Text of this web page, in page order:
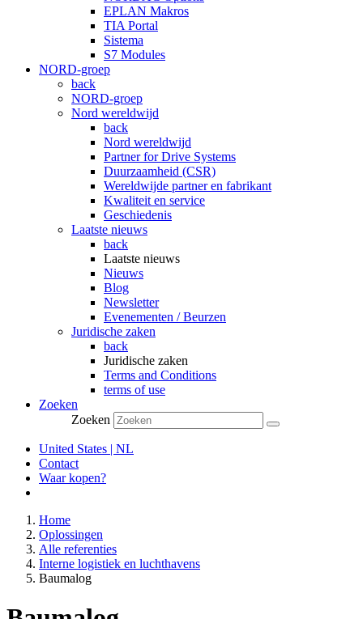
EPLAN Makros
TIA Portal
Sistema
S7 Modules
NORD-groep
back
NORD-groep
Nord wereldwijd
back
Nord wereldwijd
Partner for Drive Systems
Duurzaamheid (CSR)
Wereldwijde partner en fabrikant
Kwaliteit en service
Geschiedenis
Laatste nieuws
back
Laatste nieuws
Nieuws
Blog
Newsletter
Evenementen / Beurzen
Juridische zaken
back
Juridische zaken
Terms and Conditions
terms of use
Zoeken
Zoeken
United States | NL
Contact
Waar kopen?
Home
Oplossingen
Alle referenties
Interne logistiek en luchthavens
Baumalog